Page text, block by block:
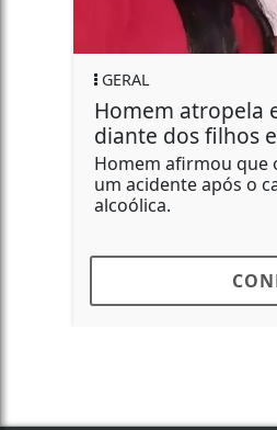
esposa 2 vezes
filhos e culpa cerveja
que o atropelamento foi
após o casal consumir bebida